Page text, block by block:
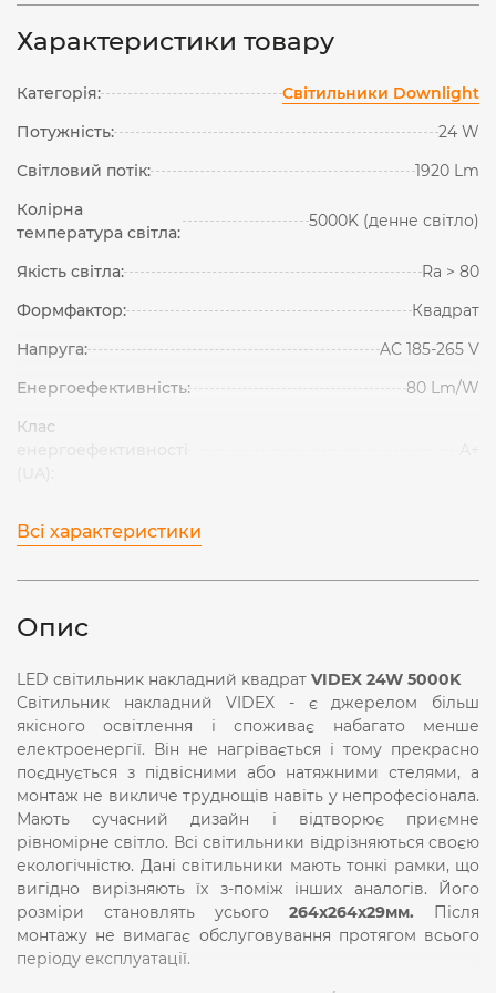
Характеристики товару
Категорія:
Світильники Downlight
Потужність:
24 W
Світловий потік:
1920 Lm
Колірна
температура світла:
5000K (денне світло)
Якість світла:
Ra > 80
Формфактор:
Квадрат
Напруга:
AC 185-265 V
Енергоефективність:
80 Lm/W
Клас
Всі характеристики
Опис
LED світильник накладний квадрат VIDEX 24W 5000K
Світильник накладний VIDEX - є джерелом більш
якісного освітлення і споживає набагато менше
електроенергії. Він не нагрівається і тому прекрасно
поєднується з підвісними або натяжними стелями, а
монтаж не викличе труднощів навіть у непрофесіонала.
Мають сучасний дизайн і відтворює приємне
рівномірне світло. Всі світильники відрізняються своєю
екологічністю. Дані світильники мають тонкі рамки, що
вигідно вирізняють їх з-поміж інших аналогів. Його
розміри становлять усього 264x264x29мм. Після
монтажу не вимагає обслуговування протягом всього
періоду експлуатації.